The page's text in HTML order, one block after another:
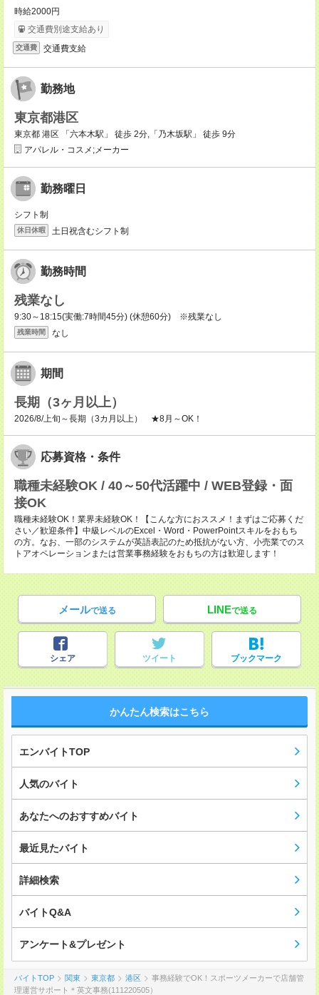
時給2000円
交通費別途支給あり
交通費 交通費支給
勤務地
東京都港区
東京都 港区 「六本木駅」 徒歩 2分,「乃木坂駅」 徒歩 9分
アパレル・コスメ;メーカー
勤務曜日
シフト制
休日休暇 土日祝含むシフト制
勤務時間
残業なし
9:30～18:15(実働:7時間45分) (休憩60分) ※残業なし
残業時間 なし
期間
長期（3ヶ月以上）
2026/8/上旬～長期（3カ月以上） ★8月～OK！
応募資格・条件
職種未経験OK / 40～50代活躍中 / WEB登録・面
接OK
職種未経験OK！業界未経験OK！【こんな方におススメ！まずはご応募くだ
さい／歓迎条件】中級レベルのExcel・Word・PowerPointスキルをおもち
の方。なお、一部のシステムが英語表記のため抵抗がない方、小売業でのス
トアオペレーションまたは営業事務経験をおもちの方は歓迎します！
メールで送る LINEで送る
シェア ツイート ブックマーク
かんたん検索はこちら
エンバイトTOP
人気のバイト
あなたへのおすすめバイト
最近見たバイト
詳細検索
バイトQ&A
アンケート&プレゼント
バイトTOP 関東 東京都 港区
事務経験でOK！スポーツメーカーで店舗管
理運営サポート＊英文事務(111220505）